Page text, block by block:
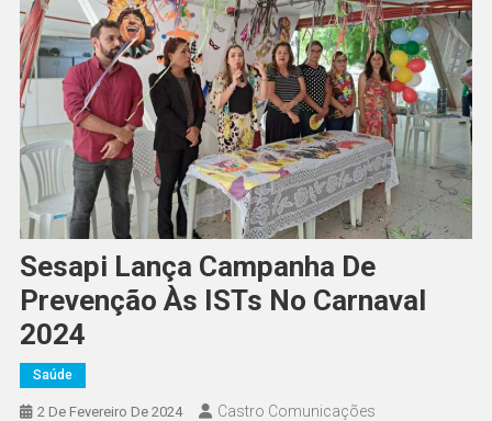
Sesapi Lança Campanha De
Prevenção Às ISTs No Carnaval
2024
Saúde
2 De Fevereiro De 2024 Castro Comunicações